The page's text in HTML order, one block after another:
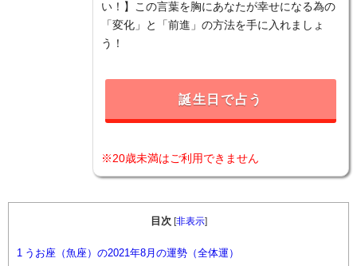
い！】この言葉を胸にあなたが幸せになる為の
「変化」と「前進」の方法を手に入れましょ
う！
誕生日で占う
※20歳未満はご利用できません
目次 非表示]
1
うお座（魚座）の2021年8月の運勢（全体運）